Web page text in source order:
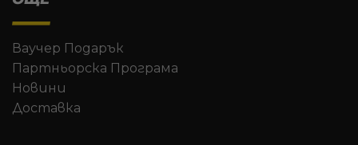
Ваучер Подарък
Партньорска Програма
Новини
Доставка